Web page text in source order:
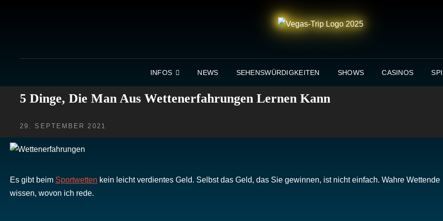
INFOS NEWS SEHENSWÜRDIGKEITEN SHOWS CASINOS
5 Dinge, Die Man Aus Wettenerfahrungen Lernen Kann
POSTED
ON
29. SEPTEMBER 2021
Es gibt beim Sportwetten kein leicht verdientes Geld. Selbst das Geld, das Sie gewinnen, ist nicht einfach. Wahre Wettende
wissen, wovon ich rede.